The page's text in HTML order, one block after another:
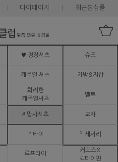
마이페이지 최근본상품
♥ 정장셔츠 슈즈
캐주얼 셔츠 가방&지갑
화려한
캐주얼셔츠
벨트
# 망사셔츠 모자
넥타이 액세서리
루프타이
커프스&
넥타이핀